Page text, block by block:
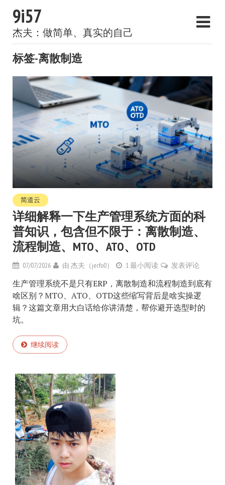
9i57
杰夫：做简单、真实的自己
标签-离散制造
简道云
详细解释一下生产管理系统方面的科
普知识，包含但不限于：离散制造、
流程制造、MTO、ATO、OTD
07/07/2026 由 杰夫（jerfo0） 1 最小阅读 发表评论
生产管理系统不是只有ERP，离散制造和流程制造到底有
啥区别？MTO、ATO、OTD这些缩写背后是啥实操逻
辑？这篇文章用大白话给你讲清楚，帮你避开选型时的
坑。
继续阅读